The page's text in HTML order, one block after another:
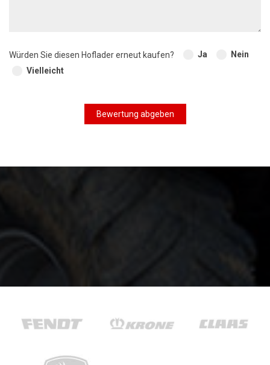
Würden Sie diesen Hoflader erneut kaufen? Ja
Nein
Vielleicht
Bewertung abgeben